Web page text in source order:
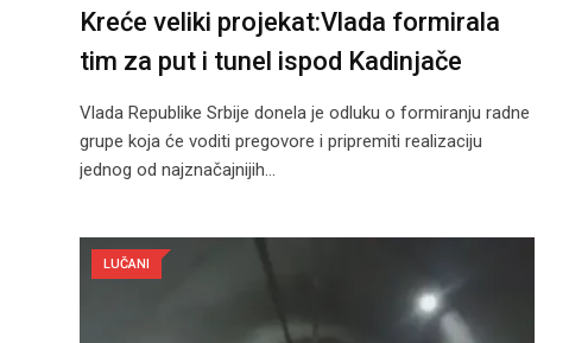
Kreće veliki projekat:Vlada formirala
tim za put i tunel ispod Kadinjače
Vlada Republike Srbije donela je odluku o formiranju radne
grupe koja će voditi pregovore i pripremiti realizaciju
jednog od najznačajnijih…
LUČANI